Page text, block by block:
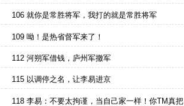
不通的
106 就你是常胜将军，我打的就是常胜将军
109 呦！是热省督军来了！
112 河朔军借钱，庐州军撤军
115 以调停之名，让李易进京
118 李易：不要太拘谨，当自己家一样！你TM真把